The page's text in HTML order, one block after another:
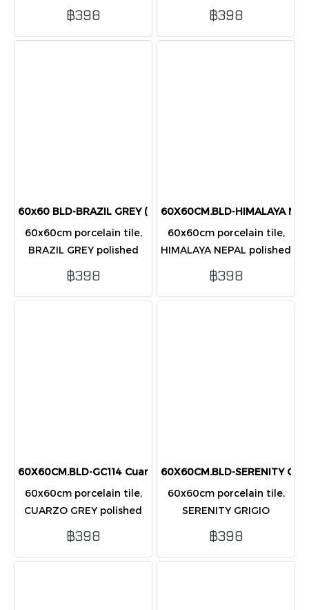
polished onyx design,
beige-gray marble look,
glossy, luxurious, and
฿398
polished finish, dark grey
marble with white veins,
glossy and elegant for
฿398
60x60 BLD-BRAZIL GREY (GC110) POL
60x60cm porcelain tile,
BRAZIL GREY polished
finish, elegant light grey
marble design, glossy and
durable for modern
฿398
60X60CM.BLD-HIMALAYA
60x60cm porcelain tile,
HIMALAYA NEPAL polished
finish, dark grey marble
design with gold-white
veins, elegant and
฿398
60X60CM.BLD-GC114 Cuarzo Grey POL
60x60cm porcelain tile,
CUARZO GREY polished
finish, elegant grey
marble design, glossy and
durable for modern home
฿398
60X60CM.BLD-SERENITY
60x60cm porcelain tile,
SERENITY GRIGIO
polished finish, elegant
grey stone look, glossy
and durable for modern
฿398